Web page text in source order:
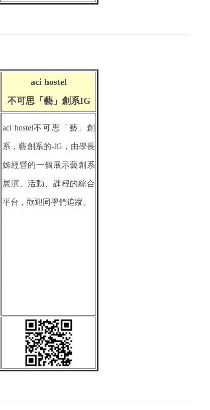
aci hostel
不可思「藝」創系IG
aci hostel不可思「藝」創
系 ，藝創系的-IG，由學長
姊經營的一個展示藝創系
展演、活動、課程的綜合
平台，歡迎同學們追蹤。